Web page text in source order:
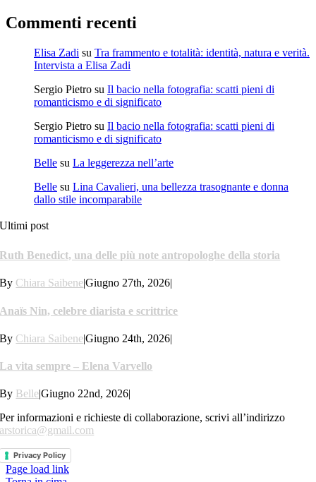
Commenti recenti
Elisa Zadi su Tra frammento e totalità: identità, natura e verità.
Intervista a Elisa Zadi
Sergio Pietro su Il bacio nella fotografia: scatti pieni di
romanticismo e di significato
Sergio Pietro su Il bacio nella fotografia: scatti pieni di
romanticismo e di significato
Belle su La leggerezza nell’arte
Belle su Lina Cavalieri, una bellezza trasognante e donna
dallo stile incomparabile
Ultimi post
Ruth Benedict, una delle più note antropologhe della storia
By Chiara Saibene|Giugno 27th, 2026|
Anaïs Nin, celebre diarista e scrittrice
By Chiara Saibene|Giugno 24th, 2026|
La vita sempre – Elena Varvello
By Belle|Giugno 22nd, 2026
Per informazioni e richieste di collaborazione, scrivi all’indirizzo
arstorica@gmail.com
Privacy Policy
Page load link